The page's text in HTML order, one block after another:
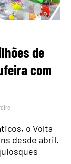
de
com
o Volta
desde abril.